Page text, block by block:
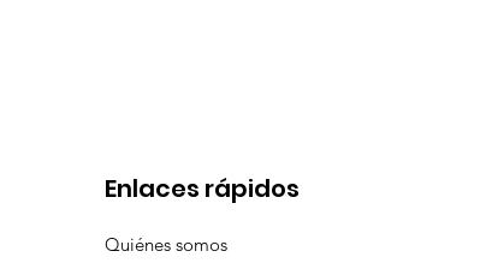
Enlaces rápidos
Quiénes somos